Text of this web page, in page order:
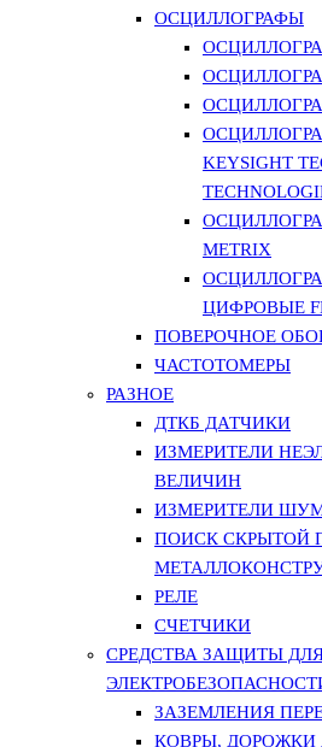
ОСЦИЛЛОГРАФЫ
KEYSIGHT
METRIX
ЦИФРОВЫЕ
ПОВЕРОЧНОЕ
ЧАСТОТОМЕРЫ
РАЗНОЕ
ДТКБ ДАТЧИКИ
ИЗМЕРИТЕЛИ
ВЕЛИЧИН
ИЗМЕРИТЕЛИ
ПОИСК СКРЫТОЙ
РЕЛЕ
СЧЕТЧИКИ
СРЕДСТВА ЗАЩИТЫ
ЗАЗЕМЛЕНИЯ
КОВРЫ, ДОРОЖКИ